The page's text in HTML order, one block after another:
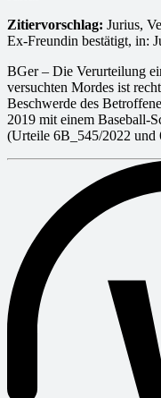
Zitiervorschlag: Jurius,
Ex-Freundin bestätigt, in:
BGer – Die Verurteilung
versuchten Mordes ist
Beschwerde des
2019 mit einem Baseball-
(Urteile 6B_545/2022 und